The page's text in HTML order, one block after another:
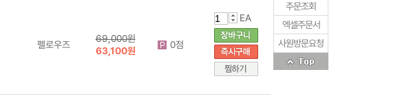
펠로우즈
69,000원
63,100원
0점
EA
주문조회
엑셀주문서
사원방문요청